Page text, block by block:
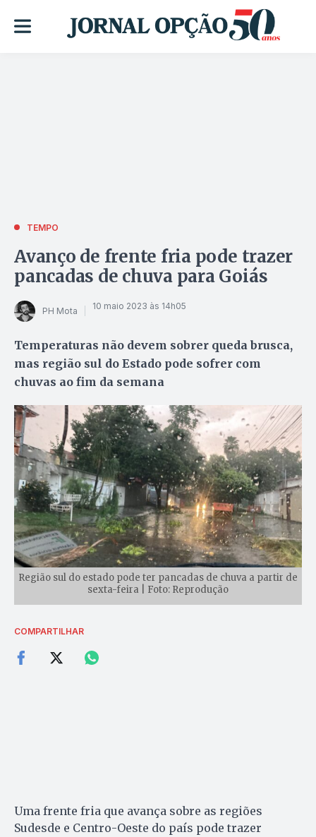
TEMPO
Avanço de frente fria pode trazer
pancadas de chuva para Goiás
PH Mota 10 maio 2023 às 14h05
Temperaturas não devem sobrer queda brusca,
mas região sul do Estado pode sofrer com
chuvas ao fim da semana
Região sul do estado pode ter pancadas de chuva a partir de
sexta-feira | Foto: Reprodução
COMPARTILHAR
Uma frente fria que avança sobre as regiões
Sudesde e Centro-Oeste do país pode trazer